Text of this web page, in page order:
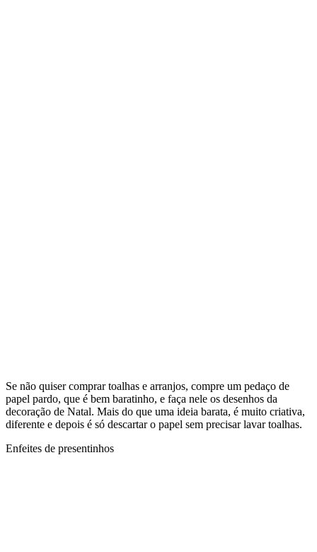
Se não quiser comprar toalhas e arranjos, compre um pedaço de
papel pardo, que é bem baratinho, e faça nele os desenhos da
decoração de Natal. Mais do que uma ideia barata, é muito criativa,
diferente e depois é só descartar o papel sem precisar lavar toalhas.
Enfeites de presentinhos